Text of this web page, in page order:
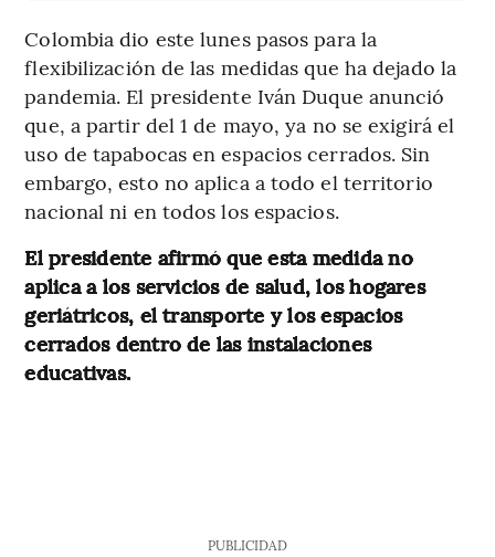
Colombia dio este lunes pasos para la
flexibilización de las medidas que ha dejado la
pandemia. El presidente Iván Duque anunció
que, a partir del 1 de mayo, ya no se exigirá el
uso de tapabocas en espacios cerrados. Sin
embargo, esto no aplica a todo el territorio
nacional ni en todos los espacios.
El presidente afirmó que esta medida no
aplica a los servicios de salud, los hogares
geriátricos, el transporte y los espacios
cerrados dentro de las instalaciones
educativas.
PUBLICIDAD